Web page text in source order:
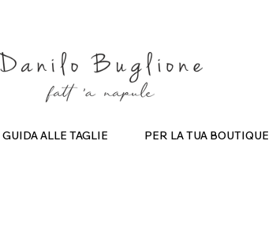
GUIDA ALLE TAGLIE PER LA TUA BOUTIQUE